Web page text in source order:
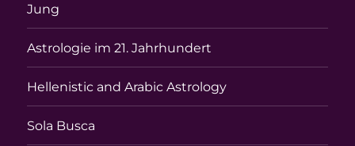
Jung
Astrologie im 21. Jahrhundert
Hellenistic and Arabic Astrology
Sola Busca